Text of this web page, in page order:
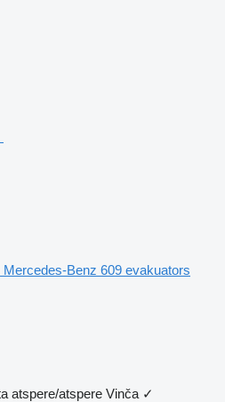
Mercedes-Benz 609 evakuators
atspere/atspere Vinča ✓